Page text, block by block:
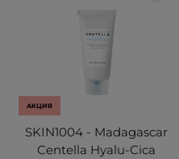
АКЦИЯ
SKIN1004 - Madagascar
Centella Hyalu-Cica